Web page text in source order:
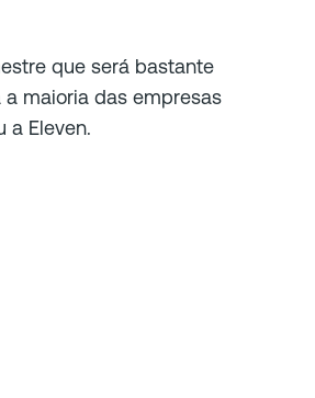
que será bastante
maioria das empresas
a Eleven.